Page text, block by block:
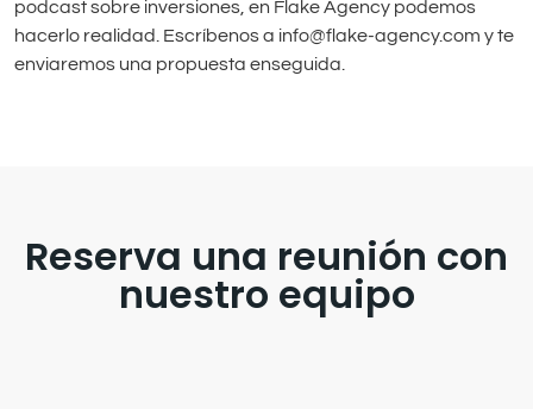
podcast sobre inversiones, en Flake Agency podemos
hacerlo realidad. Escríbenos a info@flake-agency.com y te
enviaremos una propuesta enseguida.
Reserva una reunión con
nuestro equipo